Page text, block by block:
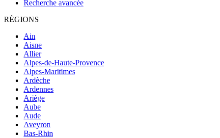
Recherche avancée
RÉGIONS
Ain
Aisne
Allier
Alpes-de-Haute-Provence
Alpes-Maritimes
Ardèche
Ardennes
Ariège
Aube
Aude
Aveyron
Bas-Rhin